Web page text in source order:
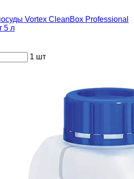
Vortex CleanBox Professional
5 л
1 шт